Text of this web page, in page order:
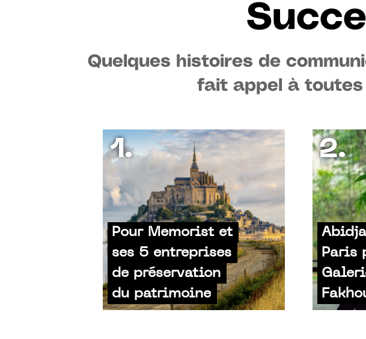
Quelques histoires de
fait appel à toutes
Pour Memorist et
ses 5 entreprises
de préservation
du patrimoine
1.
Paris
2.